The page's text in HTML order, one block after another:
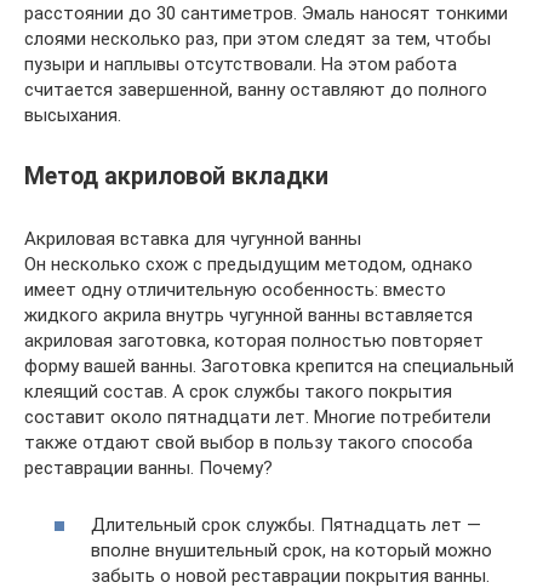
расстоянии до 30 сантиметров. Эмаль наносят тонкими
слоями несколько раз, при этом следят за тем, чтобы
пузыри и наплывы отсутствовали. На этом работа
считается завершенной, ванну оставляют до полного
высыхания.
Метод акриловой вкладки
Акриловая вставка для чугунной ванны
Он несколько схож с предыдущим методом, однако
имеет одну отличительную особенность: вместо
жидкого акрила внутрь чугунной ванны вставляется
акриловая заготовка, которая полностью повторяет
форму вашей ванны. Заготовка крепится на специальный
клеящий состав. А срок службы такого покрытия
составит около пятнадцати лет. Многие потребители
также отдают свой выбор в пользу такого способа
реставрации ванны. Почему?
Длительный срок службы. Пятнадцать лет —
вполне внушительный срок, на который можно
забыть о новой реставрации покрытия ванны.